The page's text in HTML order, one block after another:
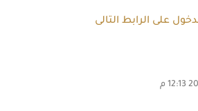
على الرابط التالى